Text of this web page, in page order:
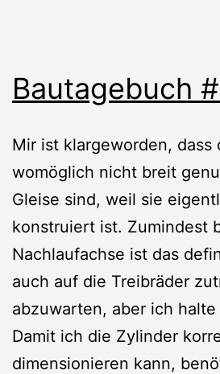
Bautagebuch
Mir ist klargeworden, dass
womöglich nicht breit
Gleise sind, weil sie
konstruiert ist. Zumindest
Nachlaufachse ist das
auch auf die Treibräder
abzuwarten, aber ich
Damit ich die Zylinder
dimensionieren kann,